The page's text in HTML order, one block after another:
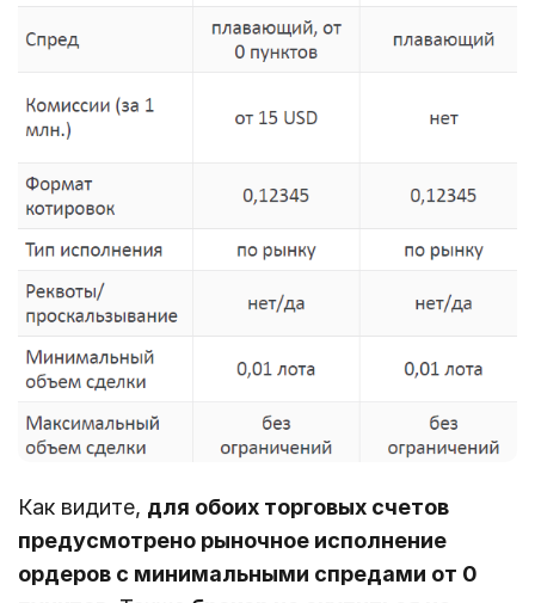
Как видите, для обоих торговых счетов
предусмотрено рыночное исполнение
ордеров с минимальными спредами от 0